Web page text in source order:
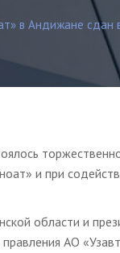
в Андижане сдан
и при
области и
АО